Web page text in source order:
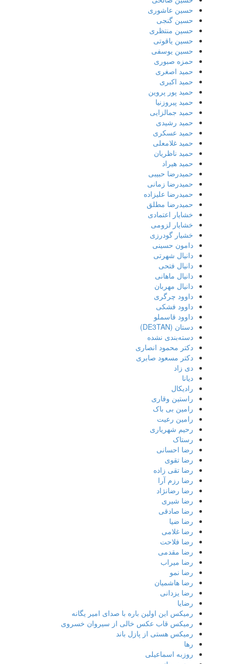
حسین عاشوری
حسین گنجی
حسین منتظری
حسین یاقوتی
حسین یوسفی
حمزه صبوری
حمید اصغری
حمید اکبری
حمید پور پروین
حمید پیروزنیا
حمید جمالزایی
حمید رشیدی
حمید عسکری
حمید غلامعلی
حمید ناظریان
حمید هیراد
حمیدرضا حبیبی
حمیدرضا زمانی
حمیدرضا علیزاده
حمیدرضا مطلق
خشایار اعتمادی
خشایار لزومی
خشیار گودرزی
دامون حسینی
دانیال شهرتی
دانیال فتحی
دانیال ماهانی
دانیال مهربان
داوود چرگری
داوود فشکی
داوود قاسملو
دستان (DE3TAN)
دسته‌بندی نشده
دکتر محمود انصاری
دکتر مسعود صابری
دی زاد
دیانا
رادیکال
راستین وقاری
رامین بی باک
رامین رعیت
رحیم شهریاری
رستاک
رضا احسانی
رضا تقوی
رضا تقی زاده
رضا رزم آرا
رضا رضانژاد
رضا شیری
رضا صادقی
رضا ضیا
رضا غلامی
رضا فلاحت
رضا مقدمی
رضا میراب
رضا نمو
رضا هاشمیان
رضا یزدانی
رضایا
رمیکس این اولین باره با صدای امیر یگانه
رمیکس قاب عکس خالی از سیروان خسروی
رمیکس هستی از پازل باند
رها
روزبه اسماعیلی